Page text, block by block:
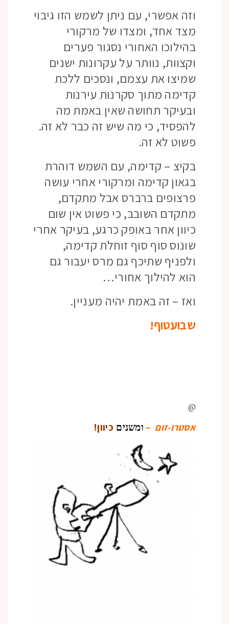
וזה אפשרי, עם ניתן לשמש הזו גיבוי
מצד אחד, ומצדו של מרקורי
בהילוכו האחורי נסגור פערים
וקצוות, נוותר על עקרונות ישנים
שמיצו את עצמם, ונסכים ללכת
קדימה מתוך סקרנות עירנות
ובעיקר תחושה שאין באמת מה
להפסיד, כי מה שיש זה כבר לא זה.
פשוט לא זה.
בקיצ – קדימה, עם השמש דוהרת
בגאון קדימה ומרקורי אחרי עושה
פרצופים ברברס אבל מתקדם,
מתקדם השובב, כי פשוט אין שום
כיוון אחר באופק כרגע, בעיקר אחרי
שונוס סוף סוף זוחלת קדימה,
ולפניף שתיכף גם מרס יעבור גם
הוא להילוך אחורי…
ואז – זה באמת יהיה מעניין.
שבועטוף!
@
אסטרו-זום – ומשנים כיוון!